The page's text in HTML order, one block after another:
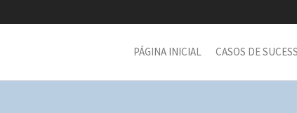
PÁGINA INICIAL CASOS DE